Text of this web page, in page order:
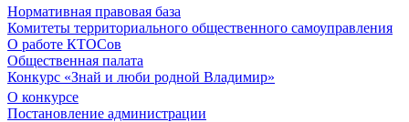
Нормативная правовая база
Комитеты территориального общественного самоуправления
О работе КТОСов
Общественная палата
Конкурс «Знай и люби родной Владимир»
О конкурсе
Постановление администрации